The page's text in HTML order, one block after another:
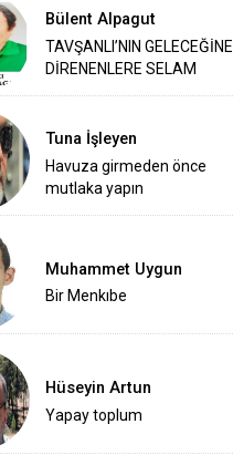
Bülent Alpagut
TAVŞANLI’NIN GELECEĞİNE
DİRENENLERE SELAM
Tuna İşleyen
Havuza girmeden önce
mutlaka yapın
Muhammet Uygun
Bir Menkıbe
Hüseyin Artun
Yapay toplum